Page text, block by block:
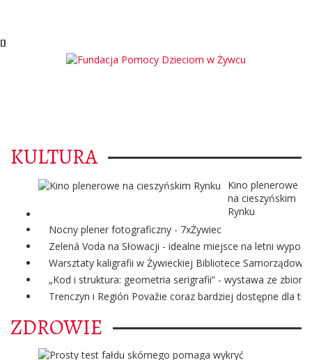
KULTURA
Kino plenerowe
na cieszyńskim
Rynku
Nocny plener fotograficzny - 7xŻywiec
Zelená Voda na Słowacji - idealne miejsce na letni
Warsztaty kaligrafii w Żywieckiej Bibliotece Samorządowej
„Kod i struktura: geometria serigrafii” - wystawa ze
Trenczyn i Región Považie coraz bardziej dostępne dla
ZDROWIE